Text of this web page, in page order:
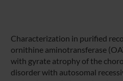
Characterization in purified
ornithine aminotransferase
with gyrate atrophy of the
disorder with autosomal